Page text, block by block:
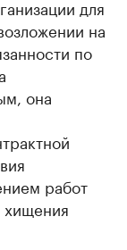
для
на
по
она
работ
хищения